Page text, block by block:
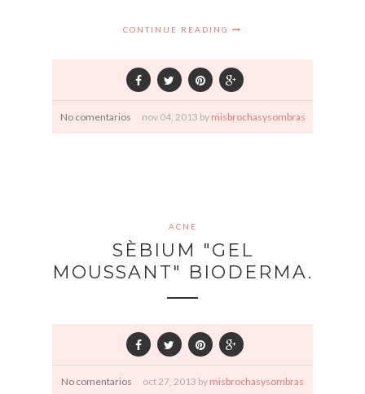
CONTINUE READING
No comentarios nov 04, 2013 by misbrochasysombras
ACNE
SÈBIUM "GEL
MOUSSANT" BIODERMA.
No comentarios oct27, 2013 by misbrochasysombras